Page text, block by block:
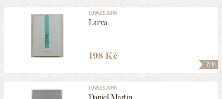
7/10
FOWLES JOHN
Larva
198 Kč
FOWLES JOHN